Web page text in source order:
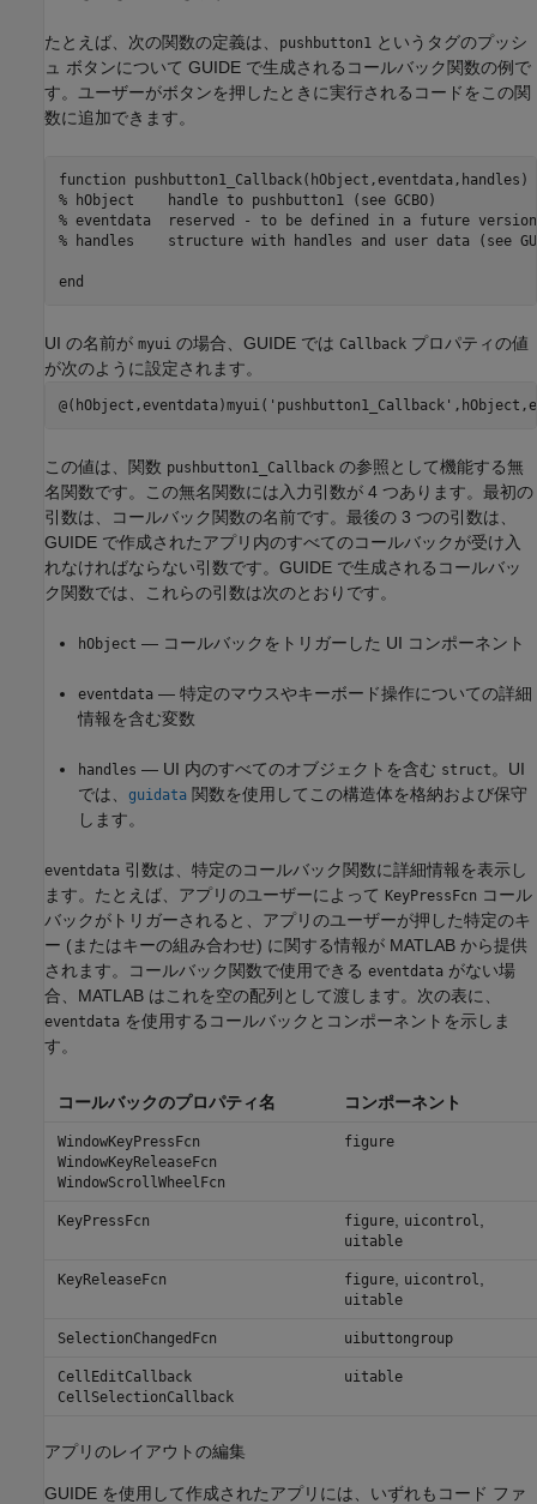
たとえば、次の関数の定義は、 pushbutton1 というタグのプッシ
ュ ボタンについて GUIDE で生成されるコールバック関数の例で
す。ユーザーがボタンを押したときに実行されるコードをこの関
数に追加できます。
function
% hObject    handle to pushbutton1 (see GCBO)
% eventdata  reserved - to be defined in a future version
% handles    structure with handles and user data (see
end
UI の名前が myui の場合、GUIDE では Callback プロパティの値
が次のように設定されます。
この値は、関数 pushbutton1_Callback の参照として機能する無
名関数です。この無名関数には入力引数が 4 つあります。最初の
引数は、コールバック関数の名前です。最後の 3 つの引数は、
GUIDE で作成されたアプリ内のすべてのコールバックが受け入
れなければならない引数です。GUIDE で生成されるコールバッ
ク関数では、これらの引数は次のとおりです。
hObject — コールバックをトリガーした UI コンポーネント
eventdata — 特定のマウスやキーボード操作についての詳細
情報を含む変数
handles — UI 内のすべてのオブジェクトを含む struct 。UI
では、 guidata 関数を使用してこの構造体を格納および保守
します。
eventdata 引数は、特定のコールバック関数に詳細情報を表示し
ます。たとえば、アプリのユーザーによって KeyPressFcn コール
バックがトリガーされると、アプリのユーザーが押した特定のキ
ー (またはキーの組み合わせ) に関する情報が MATLAB から提供
されます。コールバック関数で使用できる eventdata がない場
合、MATLAB はこれを空の配列として渡します。次の表に、
eventdata を使用するコールバックとコンポーネントを示しま
す。
コールバックのプロパティ名 コンポーネント
WindowKeyPressFcn
WindowKeyReleaseFcn
WindowScrollWheelFcn
figure
KeyPressFcn figure, uicontrol
uitable
KeyReleaseFcn figure, uicontrol
uitable
SelectionChangedFcn uibuttongroup
CellEditCallback
CellSelectionCallback
uitable
アプリのレイアウトの編集
GUIDE を使用して作成されたアプリには、いずれもコード ファ